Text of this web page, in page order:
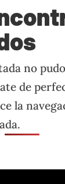
no pudo
de
la